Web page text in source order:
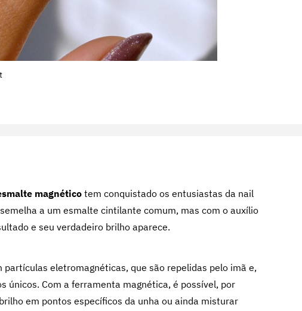
magnético tem conquistado os entusiastas da nail
a um esmalte cintilante comum, mas com o auxílio
e seu verdadeiro brilho aparece.
eletromagnéticas, que são repelidas pelo imã e,
únicos. Com a ferramenta magnética, é possível, por
em pontos específicos da unha ou ainda misturar